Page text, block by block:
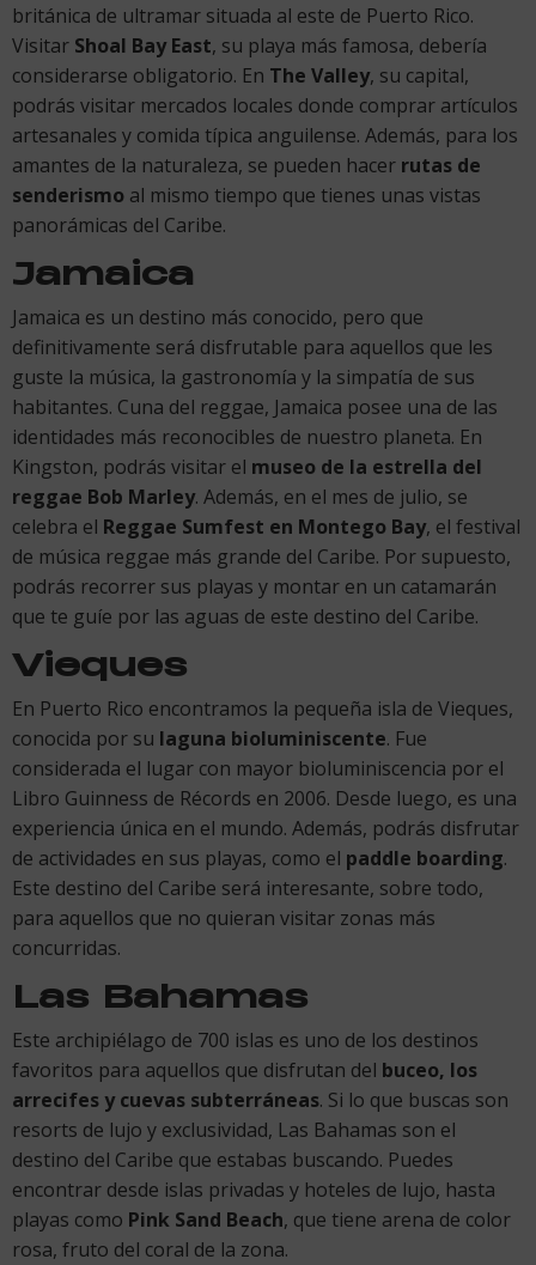
británica de ultramar situada al este de Puerto Rico.
Visitar Shoal Bay East, su playa más famosa, debería
considerarse obligatorio. En The Valley, su capital,
podrás visitar mercados locales donde comprar artículos
artesanales y comida típica anguilense. Además, para los
amantes de la naturaleza, se pueden hacer rutas de
senderismo al mismo tiempo que tienes unas vistas
panorámicas del Caribe.
Jamaica
Jamaica es un destino más conocido, pero que
definitivamente será disfrutable para aquellos que les
guste la música, la gastronomía y la simpatía de sus
habitantes. Cuna del reggae, Jamaica posee una de las
identidades más reconocibles de nuestro planeta. En
Kingston, podrás visitar el museo de la estrella del
reggae Bob Marley. Además, en el mes de julio, se
celebra el Reggae Sumfest en Montego Bay, el festival
de música reggae más grande del Caribe. Por supuesto,
podrás recorrer sus playas y montar en un catamarán
que te guíe por las aguas de este destino del Caribe.
Vieques
En Puerto Rico encontramos la pequeña isla de Vieques,
conocida por su laguna bioluminiscente. Fue
considerada el lugar con mayor bioluminiscencia por el
Libro Guinness de Récords en 2006. Desde luego, es una
experiencia única en el mundo. Además, podrás disfrutar
de actividades en sus playas, como el paddle boarding.
Este destino del Caribe será interesante, sobre todo,
para aquellos que no quieran visitar zonas más
concurridas.
Las Bahamas
Este archipiélago de 700 islas es uno de los destinos
favoritos para aquellos que disfrutan del buceo, los
arrecifes y cuevas subterráneas. Si lo que buscas son
resorts de lujo y exclusividad, Las Bahamas son el
destino del Caribe que estabas buscando. Puedes
encontrar desde islas privadas y hoteles de lujo, hasta
playas como Pink Sand Beach, que tiene arena de color
rosa, fruto del coral de la zona.